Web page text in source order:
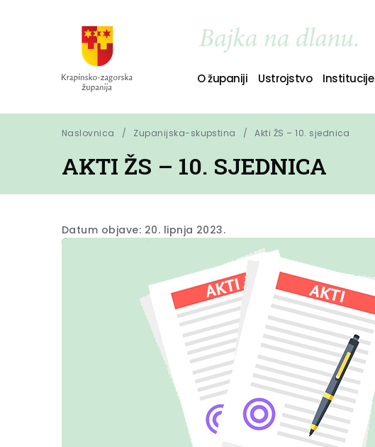
O županiji Ustrojstvo Institucije
Naslovnica Zupanijska-skupstina Akti ŽS – 10. sjednica
AKTI ŽS – 10. SJEDNICA
Datum objave: 20. lipnja 2023.